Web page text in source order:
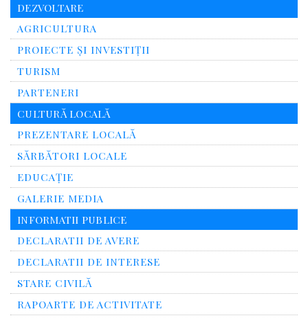
DEZVOLTARE
AGRICULTURA
PROIECTE ȘI INVESTIȚII
TURISM
PARTENERI
CULTURĂ LOCALĂ
PREZENTARE LOCALĂ
SĂRBĂTORI LOCALE
EDUCAȚIE
GALERIE MEDIA
INFORMATII PUBLICE
DECLARATII DE AVERE
DECLARATII DE INTERESE
STARE CIVILĂ
RAPOARTE DE ACTIVITATE